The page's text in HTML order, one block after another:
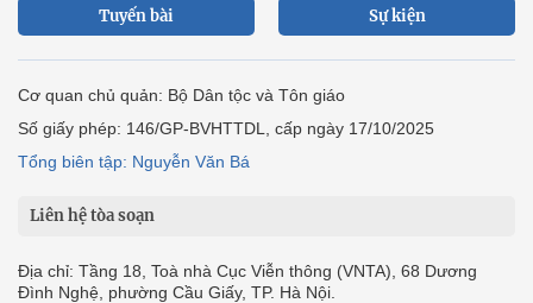
Tuyến bài Sự kiện
Cơ quan chủ quản: Bộ Dân tộc và Tôn giáo
Số giấy phép: 146/GP-BVHTTDL, cấp ngày 17/10/2025
Tổng biên tập: Nguyễn Văn Bá
Liên hệ tòa soạn
Địa chỉ: Tầng 18, Toà nhà Cục Viễn thông (VNTA), 68 Dương
Đình Nghệ, phường Cầu Giấy, TP. Hà Nội.